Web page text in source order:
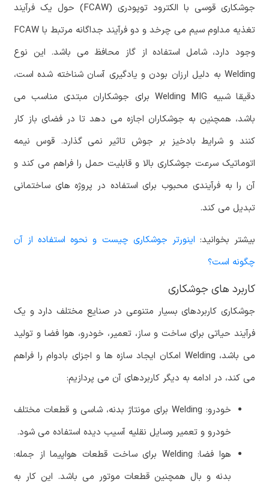
جوشکاری قوسی با الکترود توپودری (FCAW) حول یک فرآیند
تغذیه مداوم سیم می چرخد و دو فرآیند جداگانه مرتبط با FCAW
وجود دارد، شامل استفاده از گاز محافظ می باشد. این نوع
Welding به دلیل ارزان بودن و یادگیری آسان شناخته شده است،
دقیقا شبیه Welding MIG برای جوشکاران مبتدی مناسب می
باشد، همچنین به جوشکاران اجازه می دهد تا در فضای باز کار
کنند و شرایط بادخیز بر جوش تاثیر نمی گذارد. قوس نیمه
اتوماتیک سرعت جوشکاری بالا و قابلیت حمل را فراهم می کند و
آن را به فرآیندی محبوب برای استفاده در پروژه های ساختمانی
تبدیل می کند.
بیشتر بخوانید: اینورتر جوشکاری چیست و نحوه استفاده از آن
چگونه است؟
کاربرد های جوشکاری
جوشکاری کاربردهای بسیار متنوعی در صنایع مختلف دارد و یک
فرآیند حیاتی برای ساخت و ساز، تعمیر، خودرو، هوا فضا و تولید
می باشد، Welding امکان ایجاد سازه ها و اجزای بادوام را فراهم
می کند، در ادامه به دیگر کاربردهای آن می پردازیم:
خودرو: Welding برای مونتاژ بدنه، شاسی و قطعات مختلف
خودرو و تعمیر وسایل نقلیه آسیب دیده استفاده می شود.
هوا فضا: Welding برای ساخت قطعات هواپیما از جمله:
بدنه و بال همچنین قطعات موتور می باشد. این کار به